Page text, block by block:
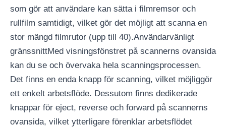
som gör att användare kan sätta i filmremsor och
rullfilm samtidigt, vilket gör det möjligt att scanna en
stor mängd filmrutor (upp till 40).Användarvänligt
gränssnittMed visningsfönstret på scannerns ovansida
kan du se och övervaka hela scanningsprocessen.
Det finns en enda knapp för scanning, vilket möjliggör
ett enkelt arbetsflöde. Dessutom finns dedikerade
knappar för eject, reverse och forward på scannerns
ovansida, vilket ytterligare förenklar arbetsflödet